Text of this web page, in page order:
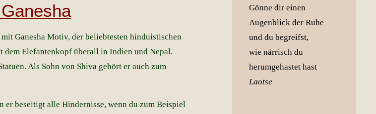
Ganesha Motiv, der beliebtesten hinduistischen
dem Elefantenkopf überall in Indien und Nepal.
Als Sohn von Shiva gehört er auch zum
er beseitigt alle Hindernisse, wenn du zum Beispiel
Gönne dir einen
Augenblick der Ruhe
und du begreifst,
wie närrisch du
herumgehastet hast
Laotse